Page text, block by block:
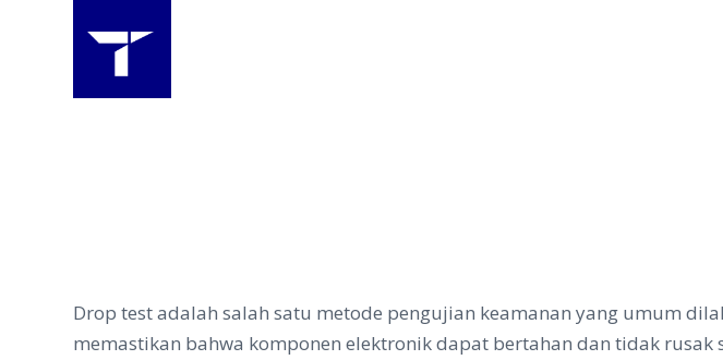
Drop test adalah salah satu metode pengujian keamanan yang umum
memastikan bahwa komponen elektronik dapat bertahan dan tidak